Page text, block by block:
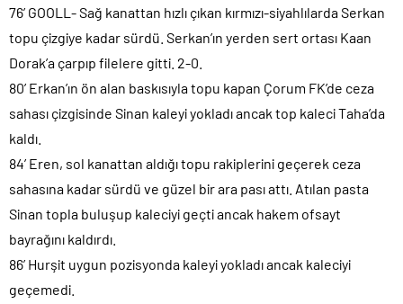
76’ GOOLL- Sağ kanattan hızlı çıkan kırmızı-siyahlılarda Serkan
topu çizgiye kadar sürdü. Serkan’ın yerden sert ortası Kaan
Dorak’a çarpıp filelere gitti. 2-0.
80’ Erkan’ın ön alan baskısıyla topu kapan Çorum FK’de ceza
sahası çizgisinde Sinan kaleyi yokladı ancak top kaleci Taha’da
kaldı.
84’ Eren, sol kanattan aldığı topu rakiplerini geçerek ceza
sahasına kadar sürdü ve güzel bir ara pası attı. Atılan pasta
Sinan topla buluşup kaleciyi geçti ancak hakem ofsayt
bayrağını kaldırdı.
86’ Hurşit uygun pozisyonda kaleyi yokladı ancak kaleciyi
geçemedi.